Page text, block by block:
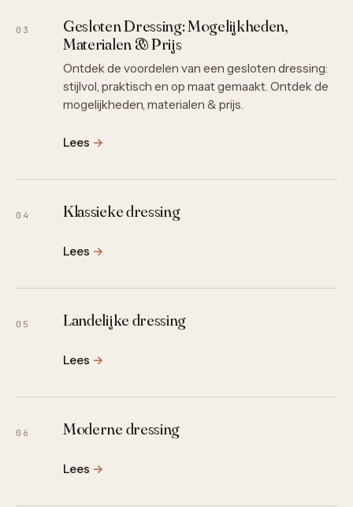
03
Gesloten Dressing: Mogelijkheden,
Materialen & Prijs
Ontdek de voordelen van een gesloten dressing:
stijlvol, praktisch en op maat gemaakt. Ontdek de
mogelijkheden, materialen & prijs.
Lees →
04 Klassieke dressing
Lees →
05 Landelijke dressing
Lees →
06 Moderne dressing
Lees →